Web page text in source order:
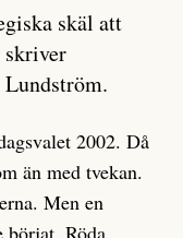
”vad som
bidrar bara till
ett enda bevis
Det som läsaren
politiska åsikter
innehåll på sina
inte förstår sig
skäl att
skriver
2002. Då
än med tvekan.
Men en
Röda,